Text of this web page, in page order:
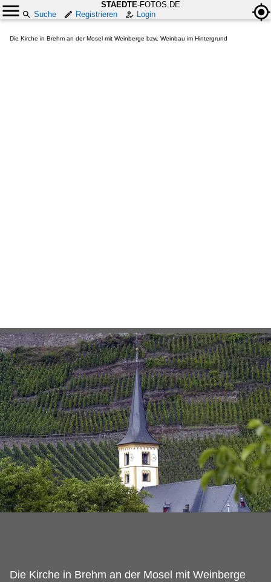
STAEDTE-FOTOS.DE
Suche
Registrieren Login
Die Kirche in Brehm an der Mosel mit Weinberge bzw. Weinbau im Hintergrund
Die Kirche in Brehm an der Mosel mit Weinberge